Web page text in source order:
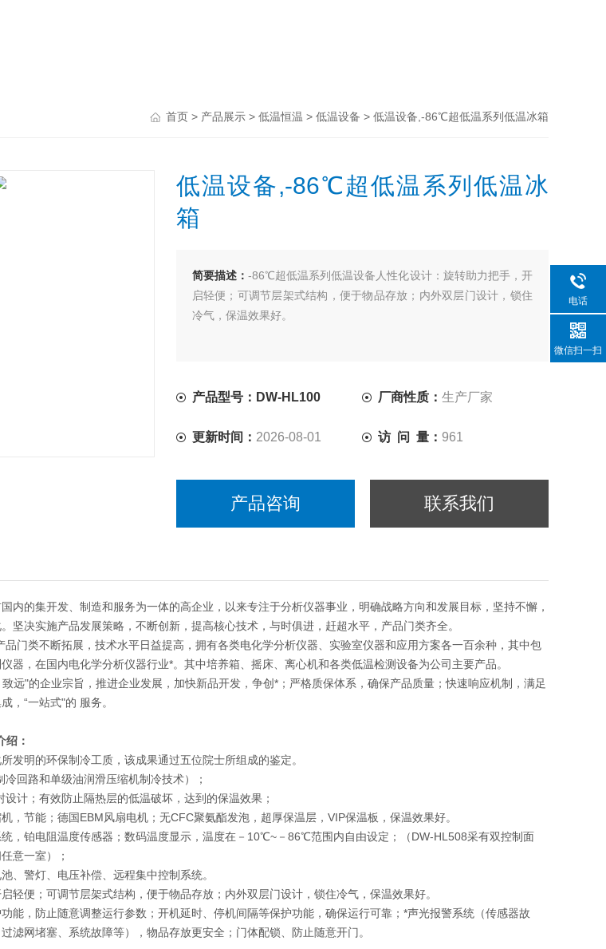
首页 > 产品展示 > 低温恒温 > 低温设备 > 低温设备,-86℃超低温系列低温冰箱
低温设备,-86℃超低温系列低温冰
箱
简要描述： -86℃超低温系列低温设备人性化设计：旋转助力把手，开
启轻便；可调节层架式结构，便于物品存放；内外双层门设计，锁住
冷气，保温效果好。
产品型号：DW-HL100 厂商性质：生产厂家
更新时间： 2026-08-01 访 问 量： 961
产品咨询 联系我们
内的集开发、制造和服务为一体的高企业，以来专注于分析仪器事业，明确战略方向和发展目标，坚持不懈，
坚决实施产品发展策略，不断创新，提高核心技术，与时俱进，赶超水平，产品门类齐全。
品门类不断拓展，技术水平日益提高，拥有各类电化学分析仪器、实验室仪器和应用方案各一百余种，其中包
器，在国内电化学分析仪器行业*。其中培养箱、摇床、离心机和各类低温检测设备为公司主要产品。
远"的企业宗旨，推进企业发展，加快新品开发，争创*；严格质保体系，确保产品质量；快速响应机制，满足
，“一站式"的 服务。
绍：
发明的环保制冷工质，该成果通过五位院士所组成的鉴定。
回路和单级油润滑压缩机制冷技术）；
计；有效防止隔热层的低温破坏，达到的保温效果；
，节能；德国EBM风扇电机；无CFC聚氨酯发泡，超厚保温层，VIP保温板，保温效果好。
，铂电阻温度传感器；数码温度显示，温度在－10℃~－86℃范围内自由设定；（DW-HL508采有双控制面
意一室）；
、警灯、电压补偿、远程集中控制系统。
轻便；可调节层架式结构，便于物品存放；内外双层门设计，锁住冷气，保温效果好。
能，防止随意调整运行参数；开机延时、停机间隔等保护功能，确保运行可靠；*声光报警系统（传感器故
滤网堵塞、系统故障等），物品存放更安全；门体配锁、防止随意开门。
电话
微信扫一扫